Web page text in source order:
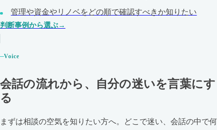
管理や資金やリノベをどの順で確認すべきか知りたい
判断事例から選ぶ
Voice
会話の流れから、自分の迷いを言葉にす
る
まずは相談の空気を知りたい方へ。どこで迷い、会話の中で何